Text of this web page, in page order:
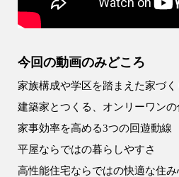
今回の動画のみどころ
家族構成や学区を踏まえた家づ
建築家とつくる、オンリーワンの
家事効率を高める3つの回遊動線
平屋ならではの暮らしやすさ
高性能住宅ならではの快適な住み
9時
注文住宅
0120-70-
リフォーム
0120-37-